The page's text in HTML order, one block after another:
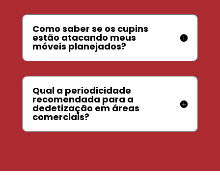
Como saber se os cupins
estão atacando meus
móveis planejados?
Qual a periodicidade
recomendada para a
dedetização em áreas
comerciais?